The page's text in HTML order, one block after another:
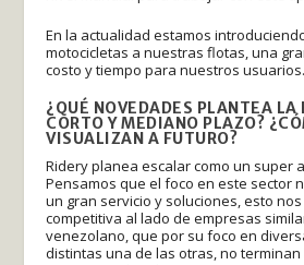
En la actualidad estamos
motocicletas a nuestras flotas, una
costo y tiempo para nuestros usuarios.
¿QUÉ NOVEDADES PLANTEA LA
CORTO Y MEDIANO PLAZO?
VISUALIZAN A FUTURO?
Ridery planea escalar como un super
Pensamos que el foco en este sector
un gran servicio y soluciones, esto
competitiva al lado de empresas
venezolano, que por su foco en
distintas una de las otras, no